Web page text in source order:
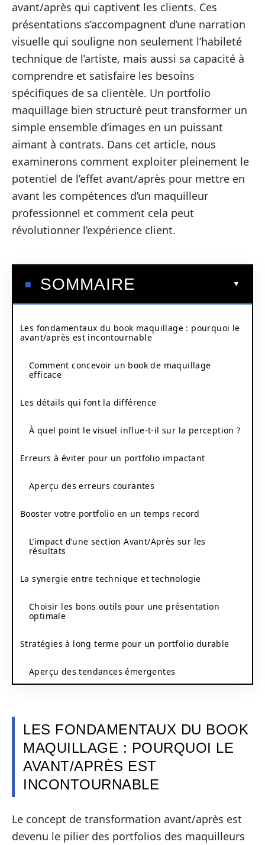
avant/après qui captivent les clients. Ces
présentations s’accompagnent d’une narration
visuelle qui souligne non seulement l’habileté
technique de l’artiste, mais aussi sa capacité à
comprendre et satisfaire les besoins
spécifiques de sa clientèle. Un portfolio
maquillage bien structuré peut transformer un
simple ensemble d’images en un puissant
aimant à contrats. Dans cet article, nous
examinerons comment exploiter pleinement le
potentiel de l’effet avant/après pour mettre en
avant les compétences d’un maquilleur
professionnel et comment cela peut
révolutionner l’expérience client.
SOMMAIRE
Les fondamentaux du book maquillage : pourquoi le
avant/après est incontournable
Comment concevoir un book de maquillage
efficace
Les détails qui font la différence
À quel point le visuel influe-t-il sur la perception ?
Erreurs à éviter pour un portfolio impactant
Aperçu des erreurs courantes
Booster votre portfolio en un temps record
L’impact d’une section Avant/Après sur les
résultats
La synergie entre technique et technologie
Choisir les bons outils pour une présentation
optimale
Stratégies à long terme pour un portfolio durable
Aperçu des tendances émergentes
LES FONDAMENTAUX DU BOOK
MAQUILLAGE : POURQUOI LE
AVANT/APRÈS EST
INCONTOURNABLE
Le concept de transformation avant/après est
devenu le pilier des portfolios des maquilleurs